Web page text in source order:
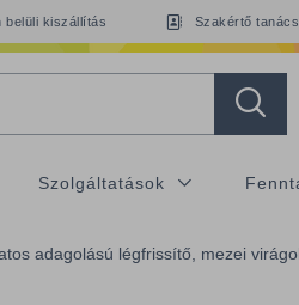
belüli kiszállítás Szakértő
Szolgáltatások
adagolású légfrissítő, mezei